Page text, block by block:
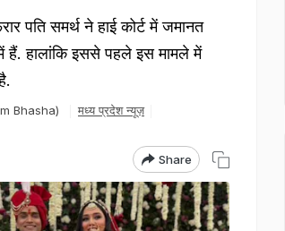
पति समर्थ ने हाई कोर्ट में जमानत
में हैं. हालांकि इससे पहले इस मामले में
Bhasha)
मध्य प्रदेश न्यूज़
Share